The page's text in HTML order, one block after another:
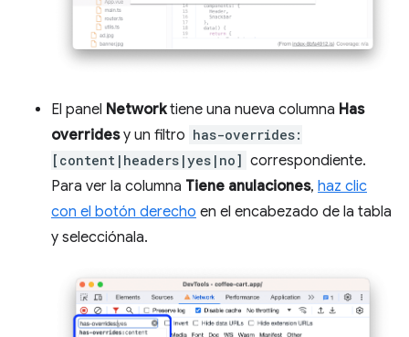
El panel Networktiene una nueva columna Has
overridesy un filtro has-overrides:
[content|headers|yes|no] correspondiente.
Para ver la columna Tiene anulaciones, haz clic
con el botón derecho en el encabezado de la tabla
y selecciónala.